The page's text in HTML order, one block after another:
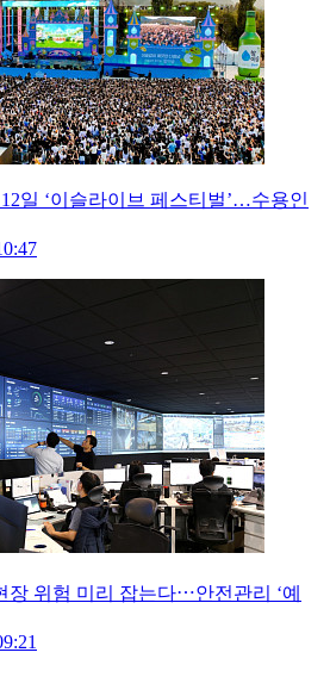
일 ‘이슬라이브 페스티벌’…수용인
위험 미리 잡는다⋯안전관리 ‘예